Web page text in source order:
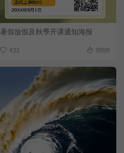
暑假放假及秋季开课通知海报
431 9899